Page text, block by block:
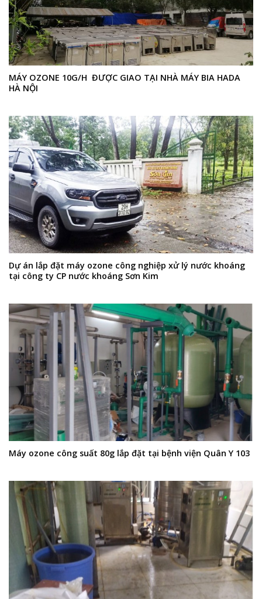
MÁY OZONE 10G/H ĐƯỢC GIAO TẠI NHÀ MÁY BIA HADA
HÀ NỘI
Dự án lắp đặt máy ozone công nghiệp xử lý nước khoáng
tại công ty CP nước khoáng Sơn Kim
Máy ozone công suất 80g lắp đặt tại bệnh viện Quân Y 103